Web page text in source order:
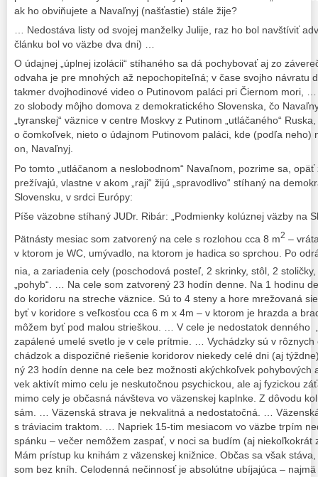
ak ho obviňujete a Navaľnyj (našťastie) stále žije?
… Nedostáva listy od svojej manželky Julije, raz ho bol navštíviť
článku bol vo väzbe dva dni) …
O údajnej „úplnej izolácii“ stíhaného sa dá pochybovať aj zo
odvaha je pre mnohých až nepochopiteľná; v čase svojho návratu
takmer dvojhodinové video o Putinovom paláci pri Čiernom mori,
zo slobody môjho domova z demokratického Slovenska, čo
„tyranskej“ väznice v centre Moskvy z Putinom „utláčaného“
o čomkoľvek, nieto o údajnom Putinovom paláci, kde (podľa neho)
on, Navaľnyj.
Po tomto „utláčanom a neslobodnom“ Navaľnom, pozrime sa,
prežívajú, vlastne v akom „raji“ žijú „spravodlivo“ stíhaný na
Slovensku, v srdci Európy:
Píše väzobne stíhaný JUDr. Ribár: „Pod­mien­ky ko­lúz­nej väz­by na
Pät­nás­ty me­siac som za­tvo­re­ný na ce­le s roz­lo­hou cca 8 m2 –
v kto­rom je WC, umý­vad­lo, na kto­rom je ha­di­ca so spr­chou. Po
nia, a za­ria­de­nia ce­ly (pos­cho­do­vá pos­teľ, 2 skrin­ky, stôl, 2
„po­hyb“. … Na ce­le som za­tvo­re­ný 23 ho­dín den­ne. Na 1 ho­di­nu
do ko­ri­do­ru na stre­che väz­ni­ce. Sú to 4 ste­ny a ho­re mre­žo­va­ná
byť v ko­ri­do­re s veľkos­ťou cca 6 m x 4m – v kto­rom je hraz­da a
mô­žem byť pod malou strieš­kou. … V ce­le je ne­dos­ta­tok den­né­ho
za­pá­le­né ume­lé svet­lo je v ce­le prít­mie. … Vy­chádz­ky sú v
chá­dzok a dispozičné rie­še­nie ko­ri­do­rov nie­ke­dy ce­lé dni (aj
ný 23 ho­dín den­ne na ce­le bez mož­nos­ti akých­koľ­vek
vek ak­ti­vít mi­mo ce­lu je nes­ku­toč­nou psy­chic­kou, ale aj fy­zic­kou
mi­mo ce­ly je občas­ná náv­šte­va vo vä­zen­skej kapl­nke. Z dô­vo­du
sám. … Väzenská stra­va je nek­va­lit­ná a ne­dos­ta­toč­ná. …
s trá­via­cim traktom. … Na­priek 15-tim me­sia­com vo väz­be tr­pím
spán­ku – ve­čer ne­mô­žem za­spať, v no­ci sa bu­dím (aj
Mám prís­tup ku knihám z vä­zen­skej kniž­ni­ce. Ob­čas sa však
som bez kníh. Celoden­ná ne­čin­nosť je ab­so­lút­ne ubí­ja­jú­ca –